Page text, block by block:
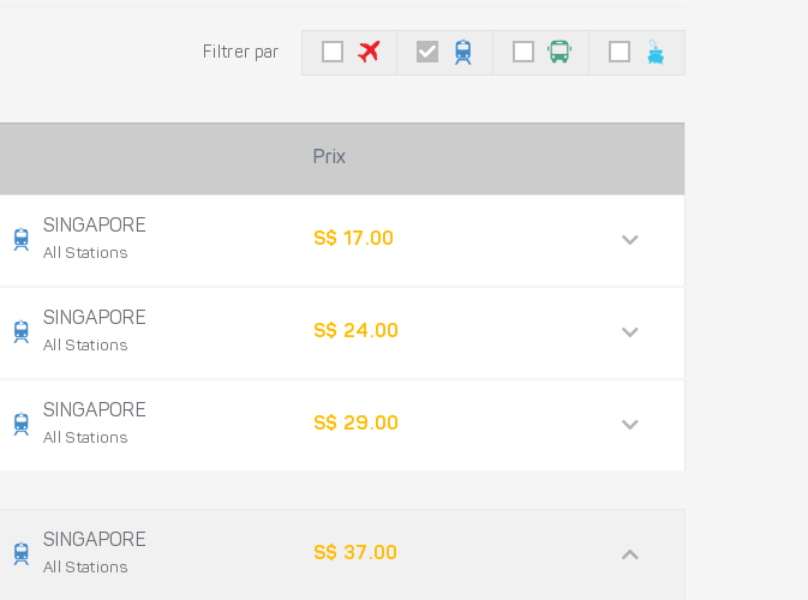
Filtrer par
Prix
SINGAPORE
All Stations
S$ 17.00
SINGAPORE
All Stations
S$ 24.00
SINGAPORE
All Stations
S$ 29.00
SINGAPORE
All Stations
S$ 37.00